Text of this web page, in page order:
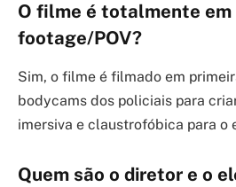
O filme é totalmente
footage/POV?
Sim, o filme é filmado em
bodycams dos policiais para
imersiva e claustrofóbica para o
Quem são o diretor e o